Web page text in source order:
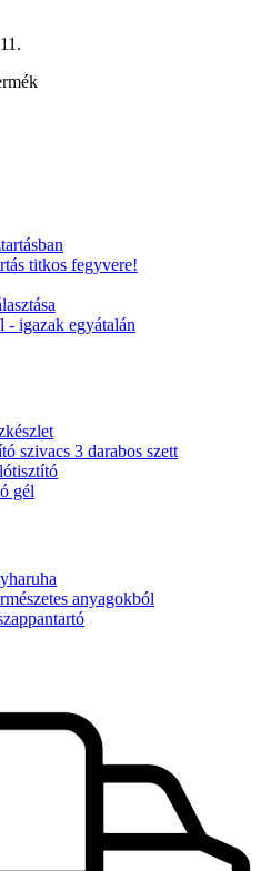
titkos fegyvere!
- igazak egyátalán
szivacs 3 darabos szett
gél
anyagokból